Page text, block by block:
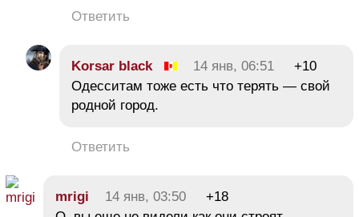
Ответить
Korsar black 14 янв, 06:51
+10
Одесситам тоже есть что терять — свой
родной город.
Ответить
mrigi 14 янв, 03:50
+18